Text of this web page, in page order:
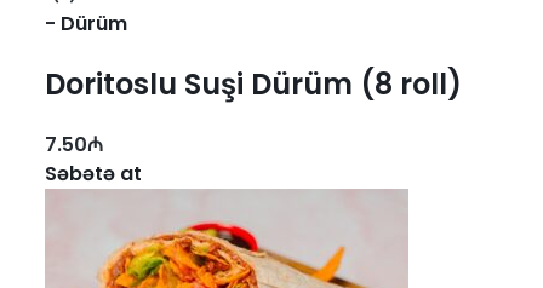
- Dürüm
Doritoslu Suşi Dürüm (8 roll)
7.50₼
Səbətə at